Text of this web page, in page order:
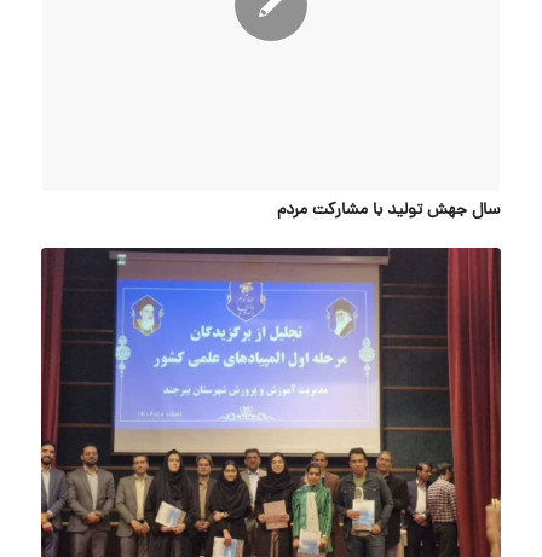
سال جهش تولید با مشارکت مردم